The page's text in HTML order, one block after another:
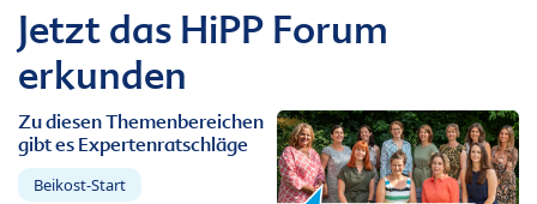
Jetzt das HiPP Forum
erkunden
Zu diesen Themenbereichen
gibt es Expertenratschläge
Beikost-Start